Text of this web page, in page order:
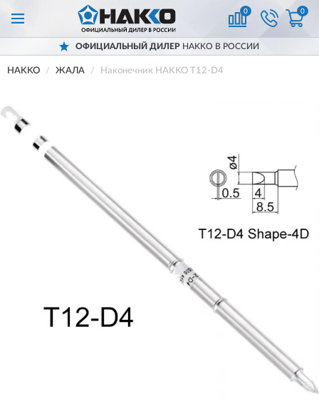
0 0
ОФИЦИАЛЬНЫЙ ДИЛЕРHAKKO В РОССИИ
HAKKO ЖАЛА Наконечник HAKKO T12-D4